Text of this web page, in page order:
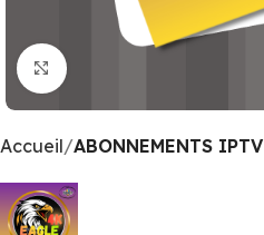
Click to enlarge
Accueil ABONNEMENTS IPTV